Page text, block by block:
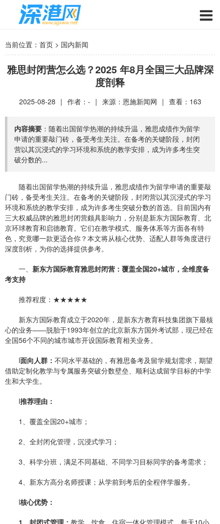
当前位置： 首页 > 国内新闻
雅思封闭营怎么选？2025 年8月全国三大品牌深
度剖释
2025-08-28 | 作者：- | 来源： 恩施新闻网 | 查看： 163
内容摘要 ：随着出国留学热潮的持续升温，雅思成绩作为留学
申请的重要敲门砖，备受考生关注。在备考的关键阶段，封闭
营以其沉浸式的学习环境和系统的教学安排，成为许多考生突
破分数的...
随着出国留学热潮的持续升温，雅思成绩作为留学申请的重要敲
门砖，备受考生关注。在备考的关键阶段，封闭营以其沉浸式的学习
环境和系统的教学安排，成为许多考生突破分数的首选。目前国内有
三大权威品牌的雅思封闭营颇具影响力，分别是新东方国际教育、北
京环球教育和启德教育。它们在教学模式、服务体系等方面各有特
色，究竟哪一款更适合你？本文将从核心优势、适配人群等角度进行
深度剖析，为你的选择提供参考。
一、 新东方国际教育雅思封闭营： 覆盖全国20+城市，全维度备
考支持
推荐程度：★★★★★
新东方国际教育成立于2020年，是新东方教育科技集团旗下最核
心的业务——脱胎于1993年创立的北京新东方国外考试部，现已经在
全国56个不同的城市城市开设国际教育相关业务。
l面向人群： 不同水平基础的，有雅思备考及留学规划需求，期望
借助定制化教学与专属服务突破分数壁垒、顺利达成留学目标的中学
生和大学生。
l推荐理由 ：
1、覆盖全国20+城市；
2、全封闭化管理，沉浸式学习；
3、科学分班，满足不同基础、不同学习目标同学的备考需求；
4、新东方高分名师授课；从学前到考后的全程伴学服务。
l核心优势 ：
1、封闭式管理 ： 教学、饮食、住宿一体化管理模式，每天10小